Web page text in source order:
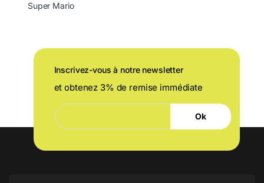
Super Mario
Inscrivez-vous à notre newsletter
et obtenez 3% de remise immédiate
-
m
l
E
-
m
i
Ok